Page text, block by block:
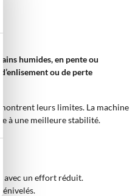
humides, en pente ou
ou de perte
leurs limites. La machine
à une meilleure stabilité.
avec un effort réduit.